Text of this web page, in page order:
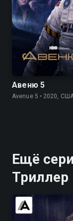
6.9 6.7
Авеню 5
Avenue 5 • 2020,
Ещё
Триллер